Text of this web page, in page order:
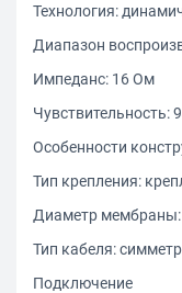
Технология:
Диапазон
Импеданс: 16 Ом
Чувствительность:
Особенности
Тип крепления:
Диаметр
Тип кабеля:
Подключение